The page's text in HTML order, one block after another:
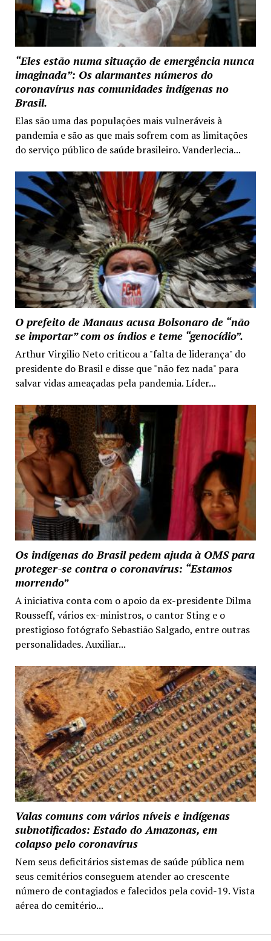
“Eles estão numa situação de emergência nunca
imaginada”: Os alarmantes números do
coronavírus nas comunidades indígenas no
Brasil.
Elas são uma das populações mais vulneráveis à
pandemia e são as que mais sofrem com as limitações
do serviço público de saúde brasileiro. Vanderlecia...
O prefeito de Manaus acusa Bolsonaro de “não
se importar” com os índios e teme “genocídio”.
Arthur Virgilio Neto criticou a "falta de liderança" do
presidente do Brasil e disse que "não fez nada" para
salvar vidas ameaçadas pela pandemia. Líder...
Os indígenas do Brasil pedem ajuda à OMS para
proteger-se contra o coronavírus: “Estamos
morrendo”
A iniciativa conta com o apoio da ex-presidente Dilma
Rousseff, vários ex-ministros, o cantor Sting e o
prestigioso fotógrafo Sebastião Salgado, entre outras
personalidades. Auxiliar...
Valas comuns com vários níveis e indígenas
subnotificados: Estado do Amazonas, em
colapso pelo coronavírus
Nem seus deficitários sistemas de saúde pública nem
seus cemitérios conseguem atender ao crescente
número de contagiados e falecidos pela covid-19. Vista
aérea do cemitério...